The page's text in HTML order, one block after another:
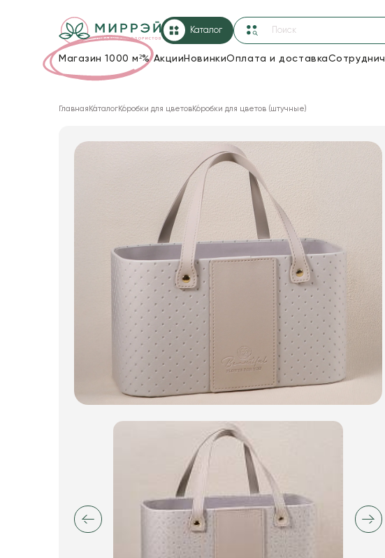
Каталог
Магазин 1000 м²%Акции НовинкиОплата и доставка
Корзины и плетеные изделия
Товары для флористов
Пакеты для цветов и подарков
Искусственные цветы и растения
Декоративные вазы, кашпо
Свечи
Главная КаталогКоробки для цветовКоробки для цветов (штучные)